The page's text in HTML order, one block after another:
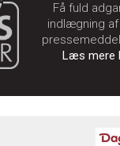
Få fuld
indlægning
Læs mere